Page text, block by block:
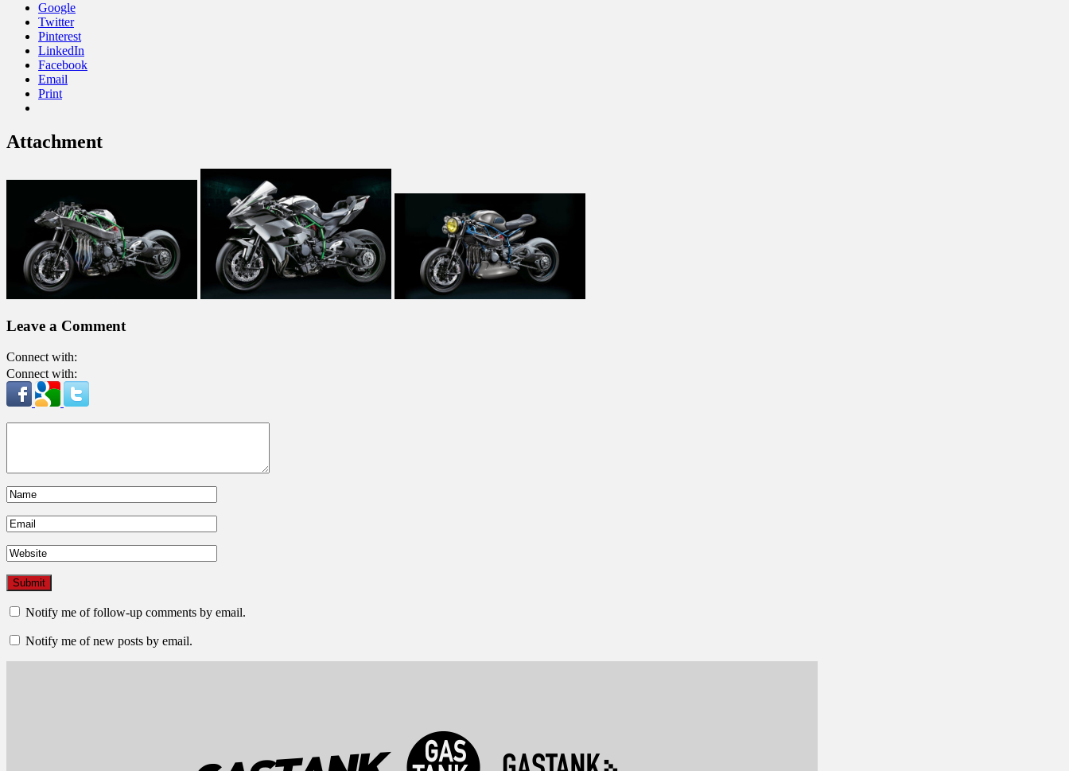
Google
Twitter
Pinterest
LinkedIn
Facebook
Email
Print
Attachment
Leave a Comment
Connect with:
Connect with:
Notify me of follow-up comments by email.
Notify me of new posts by email.